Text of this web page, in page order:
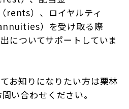
rents）、ロイヤルティ
）を受け取る際
についてサポートしていま
お知りになりたい方は栗林
い合わせください。